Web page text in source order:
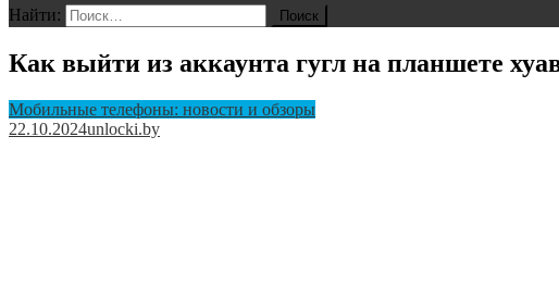
Найти:
Как выйти из аккаунта гугл на планшете
Мобильные телефоны: новости и обзоры
22.10.2024unlocki.by